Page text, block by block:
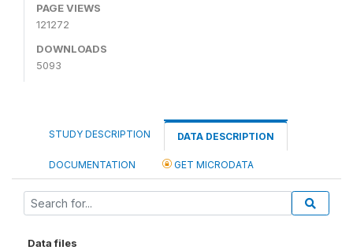
PAGE VIEWS
121272
DOWNLOADS
5093
STUDY DESCRIPTION DATA DESCRIPTION
DOCUMENTATION GET MICRODATA
Data files